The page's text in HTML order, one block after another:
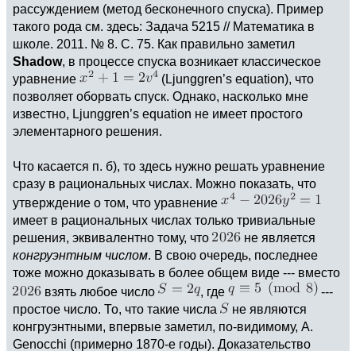
рассуждением (метод бесконечного спуска). Пример
такого рода см. здесь: Задача 5215 // Математика в
школе. 2011. № 8. С. 75. Как правильно заметил
Shadow, в процессе спуска возникает классическое
уравнение
(Ljunggren’s equation), что
позволяет оборвать спуск. Однако, насколько мне
известно, Ljunggren’s equation не имеет простого
элементарного решения.
Что касается п. б), то здесь нужно решать уравнение
сразу в рациональных числах. Можно показать, что
утверждение о том, что уравнение
имеет в рациональных числах только тривиальные
решения, эквивалентно тому, что
не является
конгруэнтным числом. В свою очередь, последнее
тоже можно доказывать в более общем виде --- вместо
взять любое число
, где
---
простое число. То, что такие числа
не являются
конгруэнтными, впервые заметил, по-видимому, A.
Genocchi (примерно 1870-е годы). Доказательство